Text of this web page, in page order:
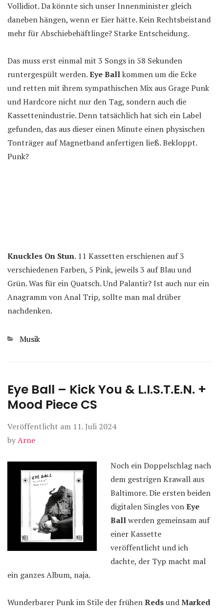
Vollidiot. Da könnte sich unser Innenminister gleich
daneben hängen, wenn er Eier hätte. Kein Rechtsbeistand
mehr für Abschiebehäftlinge? Starke Entscheidung.
Das muss erst einmal mit 3 Songs in 58 Sekunden
runtergespült werden.Eye Ballkommen um die Ecke
und retten mit ihrem sympathischen Mix aus Grage Punk
und Hardcore nicht nur den Tag, sondern auch die
Kassettenindustrie. Denn tatsächlich hat sich ein Label
gefunden, das aus dieser einen Minute einen physischen
Tonträger auf Magnetband anfertigen ließ. Bekloppt.
Punk?
Knuckles On Stun. 11 Kassetten erschienen auf 3
verschiedenen Farben, 5 Pink, jeweils 3 auf Blau und
Grün. Was für ein Quatsch. Und Palantir? Ist auch nur ein
Anagramm von Anal Trip, sollte man mal drüber
nachdenken.
Kategorien
Musik
Eye Ball – Kick You & L.I.S.T.E.N. +
Mood Piece CS
Veröffentlicht am 11. Juli 2024
byArne
Noch ein Doppelschlag nach
dem gestrigen Krawall aus
Baltimore. Die ersten beiden
digitalen Singles vonEye
Ballwerden gemeinsam auf
einer Kassette
veröffentlicht und ich
dachte, der Typ macht mal
ein ganzes Album, naja.
Wunderbarer Punk im Stile der frühenRedsundMarked